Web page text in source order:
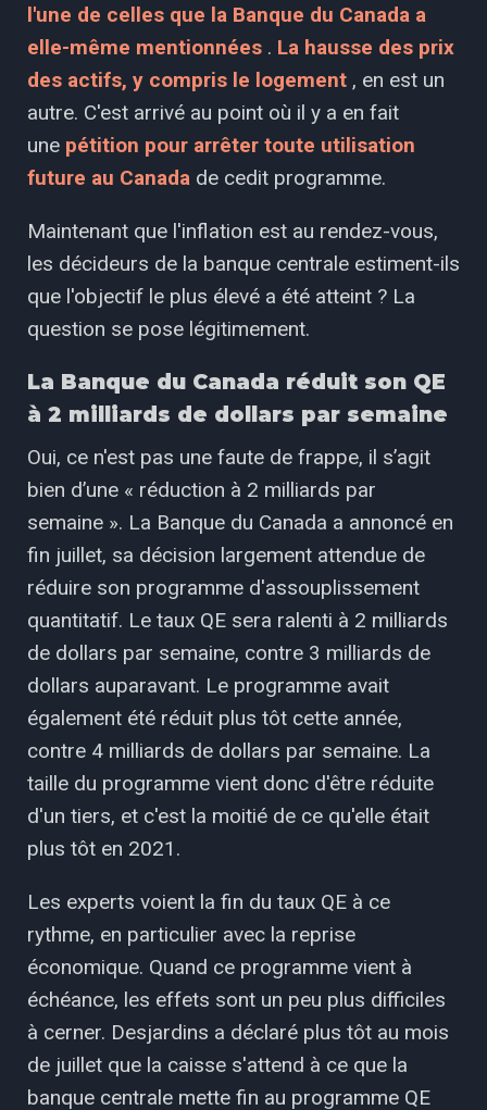
l'une de celles que la Banque du Canada a
elle-même mentionnées . La hausse des prix
des actifs, y compris le logement , en est un
autre. C'est arrivé au point où il y a en fait
une pétition pour arrêter toute utilisation
future au Canada de cedit programme.
Maintenant que l'inflation est au rendez-vous,
les décideurs de la banque centrale estiment-ils
que l'objectif le plus élevé a été atteint ? La
question se pose légitimement.
La Banque du Canada réduit son QE
à 2 milliards de dollars par semaine
Oui, ce n'est pas une faute de frappe, il s’agit
bien d’une « réduction à 2 milliards par
semaine ». La Banque du Canada a annoncé en
fin juillet, sa décision largement attendue de
réduire son programme d'assouplissement
quantitatif. Le taux QE sera ralenti à 2 milliards
de dollars par semaine, contre 3 milliards de
dollars auparavant. Le programme avait
également été réduit plus tôt cette année,
contre 4 milliards de dollars par semaine. La
taille du programme vient donc d'être réduite
d'un tiers, et c'est la moitié de ce qu'elle était
plus tôt en 2021.
Les experts voient la fin du taux QE à ce
rythme, en particulier avec la reprise
économique. Quand ce programme vient à
échéance, les effets sont un peu plus difficiles
à cerner. Desjardins a déclaré plus tôt au mois
de juillet que la caisse s'attend à ce que la
banque centrale mette fin au programme QE